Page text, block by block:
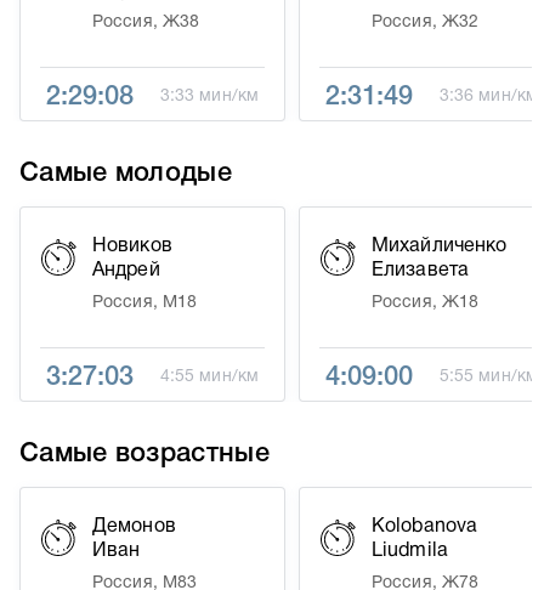
Россия, Ж38
2:29:08 3:33 мин/км
Россия, Ж32
2:31:49 3:36 мин/км
Самые молодые
Новиков
Андрей
Россия, М18
3:27:03 4:55 мин/км
Михайличенко
Елизавета
Россия, Ж18
4:09:00 5:55 мин/км
Самые возрастные
Демонов
Иван
Россия, М83
Kolobanova
Liudmila
Россия, Ж78